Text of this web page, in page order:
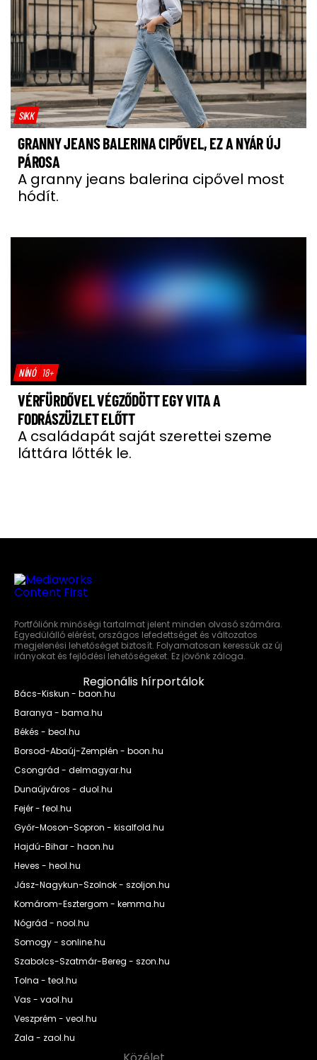
SIKK
GRANNY JEANS BALERINA CIPŐVEL, EZ A NYÁR ÚJ
PÁROSA
A granny jeans balerina cipővel most
hódít.
NÍNÓ 18+
VÉRFÜRDŐVEL VÉGZŐDÖTT EGY VITA A
FODRÁSZÜZLET ELŐTT
A családapát saját szerettei szeme
láttára lőtték le.
Portfóliónk minőségi tartalmat jelent minden olvasó számára.
Egyedülálló elérést, országos lefedettséget és változatos
megjelenési lehetőséget biztosít. Folyamatosan keressük az új
irányokat és fejlődési lehetőségeket. Ez jövőnk záloga.
Regionális hírportálok
Bács-Kiskun - baon.hu
Baranya - bama.hu
Békés - beol.hu
Borsod-Abaúj-Zemplén - boon.hu
Csongrád - delmagyar.hu
Dunaújváros - duol.hu
Fejér - feol.hu
Győr-Moson-Sopron - kisalfold.hu
Hajdú-Bihar - haon.hu
Heves - heol.hu
Jász-Nagykun-Szolnok - szoljon.hu
Komárom-Esztergom - kemma.hu
Nógrád - nool.hu
Somogy - sonline.hu
Szabolcs-Szatmár-Bereg - szon.hu
Tolna - teol.hu
Vas - vaol.hu
Veszprém - veol.hu
Zala - zaol.hu